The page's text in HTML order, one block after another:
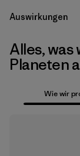
Auswirkungen
Alles, was
Planeten
Wie wir